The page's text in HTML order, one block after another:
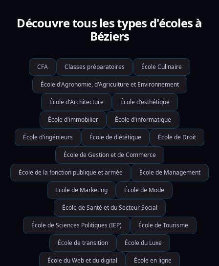
Découvre tous les types d'écoles à
Béziers
CFA Classes préparatoires École Culinaire
École d'Agronomie, d'Agriculture et Environnement
École d'Architecture École d'esthétique
École d'immobilier École d'informatique
École d'ingénieurs École de diététique École de Droit
École de Gestion et de Commerce
École de la fonction publique et armée École de Management
Ecole de Marketing École de Mode
École de Santé et du Secteur Social
École de Sciences Politiques (IEP) École de Tourisme
École de transition École du Luxe
École du Web et du digital École en ligne